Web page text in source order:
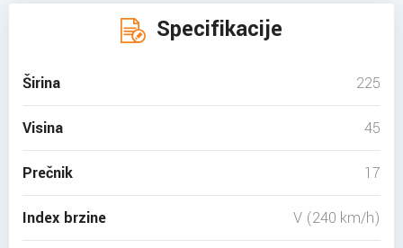
Specifikacije
Širina 225
Visina 45
Prečnik 17
Index brzine V (240 km/h)